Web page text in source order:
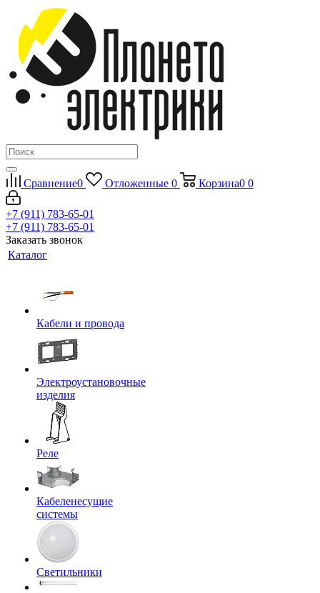
Сравнение0 Отложенные 0 Корзина0 0
+7 (911) 783-65-01
+7 (911) 783-65-01
Заказать звонок
Каталог
Кабели и провода
Электроустановочные
изделия
Реле
Кабеленесущие
системы
Светильники